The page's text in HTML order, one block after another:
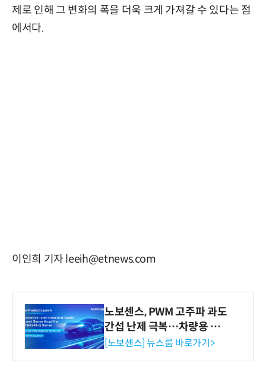
제로 인해 그 변화의 폭을 더욱 크게 가져갈 수 있다는 점
에서다.
이인희 기자 leeih@etnews.com
노보센스, PWM 고주파 과도
간섭 난제 극복…차량용 전
류 감지 증폭기
[노보센스] 뉴스룸 바로가기>